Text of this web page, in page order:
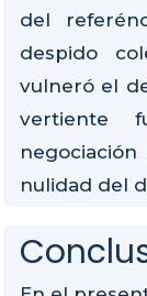
del
despido
vulneró el
vertiente
nulidad del